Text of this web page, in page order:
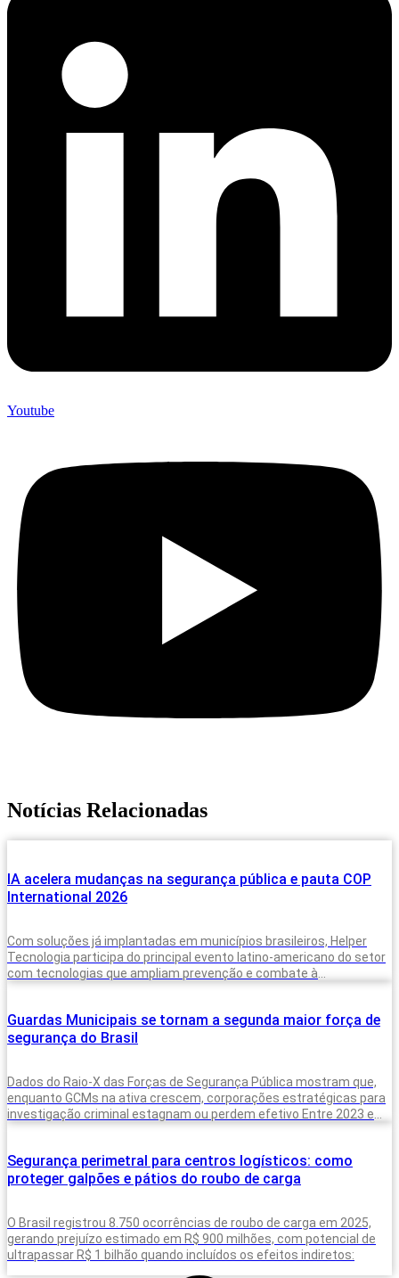
Youtube
Notícias Relacionadas
IA acelera mudanças na segurança pública e pauta COP
International 2026
Com soluções já implantadas em municípios brasileiros, Helper
Tecnologia participa do principal evento latino-americano do setor
com tecnologias que ampliam prevenção e combate à
Guardas Municipais se tornam a segunda maior força de
segurança do Brasil
Dados do Raio-X das Forças de Segurança Pública mostram que,
enquanto GCMs na ativa crescem, corporações estratégicas para
investigação criminal estagnam ou perdem efetivo Entre 2023 e
Segurança perimetral para centros logísticos: como
proteger galpões e pátios do roubo de carga
O Brasil registrou 8.750 ocorrências de roubo de carga em 2025,
gerando prejuízo estimado em R$ 900 milhões, com potencial de
ultrapassar R$ 1 bilhão quando incluídos os efeitos indiretos: